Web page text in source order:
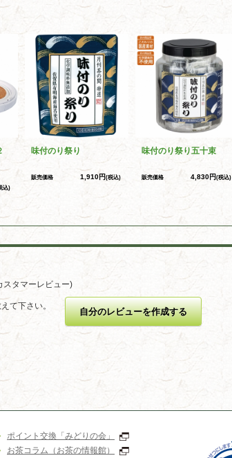
込)
味付のり祭り
販売価格 1,910円(税込)
味付のり祭り五十束
販売価格 4,830円(税込)
スタマーレビュー)
て下さい。
自分のレビューを作成する
ポイント交換「みどりの会」
お茶コラム（お茶の情報館）